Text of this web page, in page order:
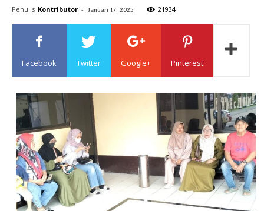
Sulawesi
Penulis Kontributor - Januari 17, 2025 21934
Facebook Twitter Google+ Pinterest